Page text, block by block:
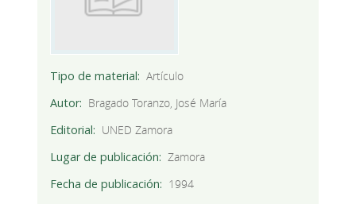
Tipo de material
Artículo
Autor
Bragado Toranzo, José María
Editorial
UNED Zamora
Lugar de publicación
Zamora
Fecha de publicación
1994